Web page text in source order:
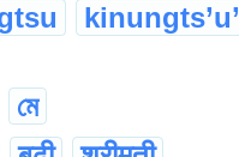
kinungts’u’
মে